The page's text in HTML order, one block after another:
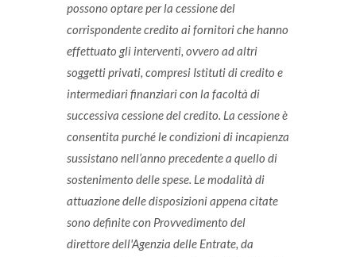
possono optare per la cessione del
corrispondente credito ai fornitori che hanno
effettuato gli interventi, ovvero ad altri
soggetti privati, compresi Istituti di credito e
intermediari finanziari con la facoltà di
successiva cessione del credito. La cessione è
consentita purché le condizioni di incapienza
sussistano nell’anno precedente a quello di
sostenimento delle spese. Le modalità di
attuazione delle disposizioni appena citate
sono definite con Provvedimento del
direttore dell'Agenzia delle Entrate, da